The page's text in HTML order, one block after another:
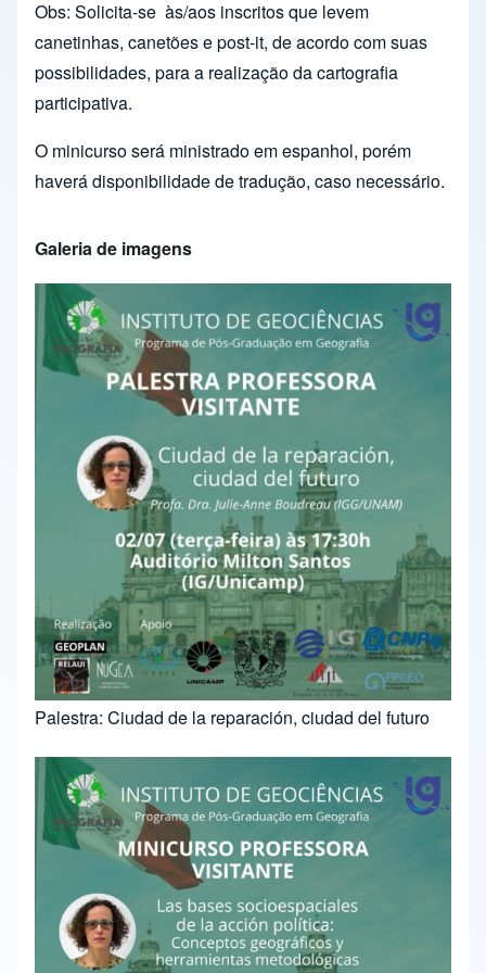
Obs: Solicita-se às/aos inscritos que levem
canetinhas, canetões e post-it, de acordo com suas
possibilidades, para a realização da cartografia
participativa.
O minicurso será ministrado em espanhol, porém
haverá disponibilidade de tradução, caso necessário.
Galeria de imagens
Palestra: Ciudad de la reparación, ciudad del futuro